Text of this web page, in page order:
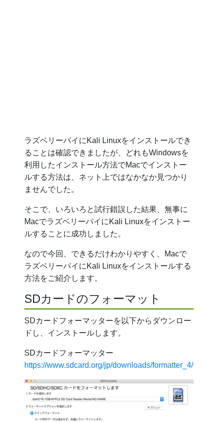
ラズベリーパイにKali Linuxをインストールでき
ることは確認できましたが、どれもWindowsを
利用したインストール方法でMacでインストー
ルする方法は、ネット上ではなかなか見つかり
ませんでした。
そこで、いろいろと試行錯誤した結果、無事に
MacでラズベリーパイにKali Linuxをインストー
ルすることに成功しました。
なので今回、できるだけわかりやすく、Macで
ラズベリーパイにKali Linuxをインストールする
方法をご紹介します。
SDカードのフォーマット
SDカードフォーマッターを以下からダウンロー
ドし、インストールします。
SDカードフォーマッター
https://www.sdcard.org/jp/downloads/formatter_4/